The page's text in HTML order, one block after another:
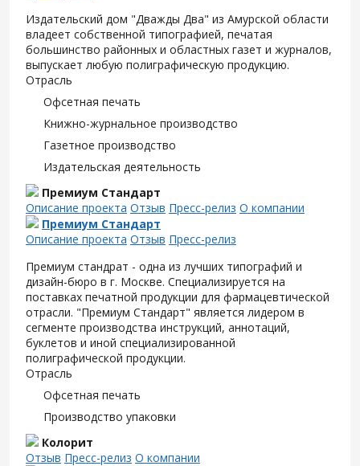
Издательский дом "Дважды Два" из Амурской области
владеет собственной типографией, печатая
большинство районных и областных газет и журналов,
выпускает любую полиграфическую продукцию.
Отрасль
Офсетная печать
Книжно-журнальное производство
Газетное производство
Издательская деятельность
Премиум Стандарт
Описание проекта Отзыв Пресс-релиз О компании
Премиум Стандарт
Описание проекта Отзыв Пресс-релиз
Премиум стандрат - одна из лучших типографий и
дизайн-бюро в г. Москве. Специализируется на
поставках печатной продукции для фармацевтической
отрасли. "Премиум Стандарт" является лидером в
сегменте производства инструкций, аннотаций,
буклетов и иной специализированной
полиграфической продукции.
Отрасль
Офсетная печать
Производство упаковки
Колорит
Отзыв Пресс-релиз О компании